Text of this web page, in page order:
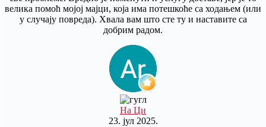
велика помоћ мојој мајци, која има потешкоће са ходањем (или
у случају повреда). Хвала вам што сте ту и наставите са
добрим радом.
На Ци
23. јул 2025.